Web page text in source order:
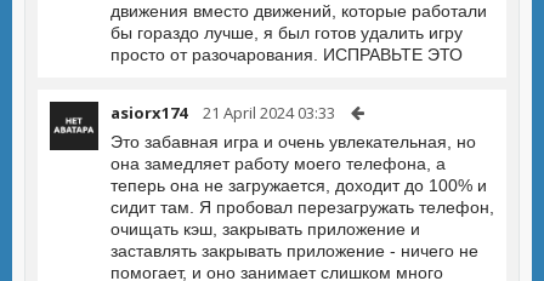
движения вместо движений, которые работали
бы гораздо лучше, я был готов удалить игру
просто от разочарования. ИСПРАВЬТЕ ЭТО
asiorx174 21 April 2024 03:33
Это забавная игра и очень увлекательная, но
она замедляет работу моего телефона, а
теперь она не загружается, доходит до 100% и
сидит там. Я пробовал перезагружать телефон,
очищать кэш, закрывать приложение и
заставлять закрывать приложение - ничего не
помогает, и оно занимает слишком много